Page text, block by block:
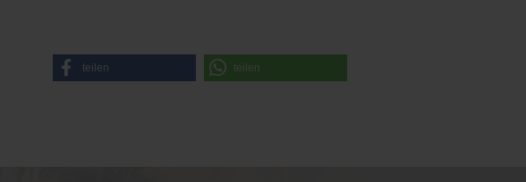
teilen teilen